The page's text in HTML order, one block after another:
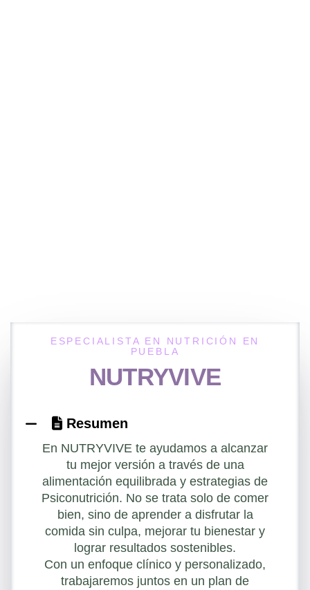
ESPECIALISTA EN NUTRICIÓN EN
PUEBLA
NUTRYVIVE
Resumen
En NUTRYVIVE te ayudamos a alcanzar
tu mejor versión a través de una
alimentación equilibrada y estrategias de
Psiconutrición. No se trata solo de comer
bien, sino de aprender a disfrutar la
comida sin culpa, mejorar tu bienestar y
lograr resultados sostenibles.
Con un enfoque clínico y personalizado,
trabajaremos juntos en un plan de